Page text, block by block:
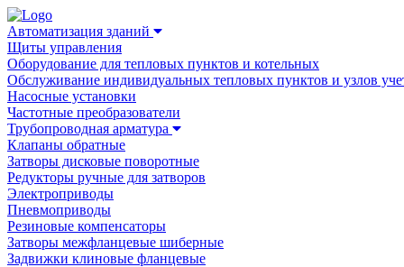
Автоматизация зданий
Щиты управления
Оборудование для тепловых пунктов и котельных
Обслуживание индивидуальных тепловых пунктов и узлов
Насосные установки
Частотные преобразователи
Трубопроводная арматура
Клапаны обратные
Затворы дисковые поворотные
Редукторы ручные для затворов
Электроприводы
Пневмоприводы
Резиновые компенсаторы
Затворы межфланцевые шиберные
Задвижки клиновые фланцевые